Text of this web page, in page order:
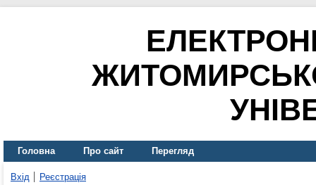
Головна Про сайт Перегляд
Вхід Реєстрація